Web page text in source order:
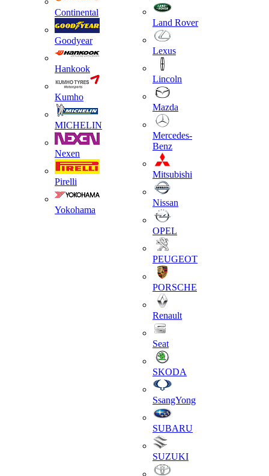
Continental
Goodyear
Hankook
Kumho
MICHELIN
Nexen
Pirelli
Yokohama
Land Rover
Lexus
Lincoln
Mazda
Mercedes-
Benz
Mitsubishi
Nissan
OPEL
PEUGEOT
PORSCHE
Renault
Seat
SKODA
SsangYong
SUBARU
SUZUKI